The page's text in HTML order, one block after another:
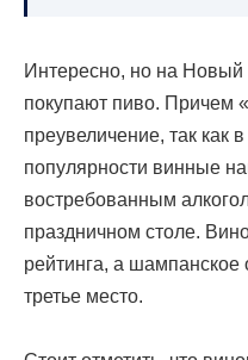
Интересно, но на Новый
покупают пиво. Причем
преувеличение, так как
популярности винные
востребованным
праздничном столе.
рейтинга, а шампанское
третье место.